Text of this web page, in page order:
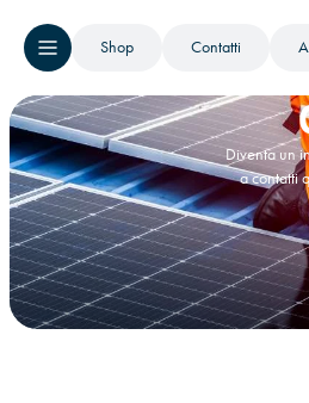
Shop Contatti
Diventa un
a contatti